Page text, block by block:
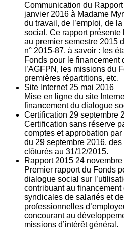
Communication du
janvier 2016 à Madame
du travail, de l’emploi, de
social. Ce rapport
au premier semestre 2015
n° 2015-87, à savoir : les
Fonds pour le
l’AGFPN, les missions du
premières répartitions, etc.
Site Internet 25 mai 2016
Mise en ligne du site
financement du dialogue
Certification 29 septembre
Certification sans réserve
comptes et approbation
du 29 septembre 2016, des
clôturés au 31/12/2015.
Rapport 2015 24
Premier rapport du Fonds
dialogue social sur
contribuant au
syndicales de salariés et
professionnelles
concourant au
missions d’intérêt général.